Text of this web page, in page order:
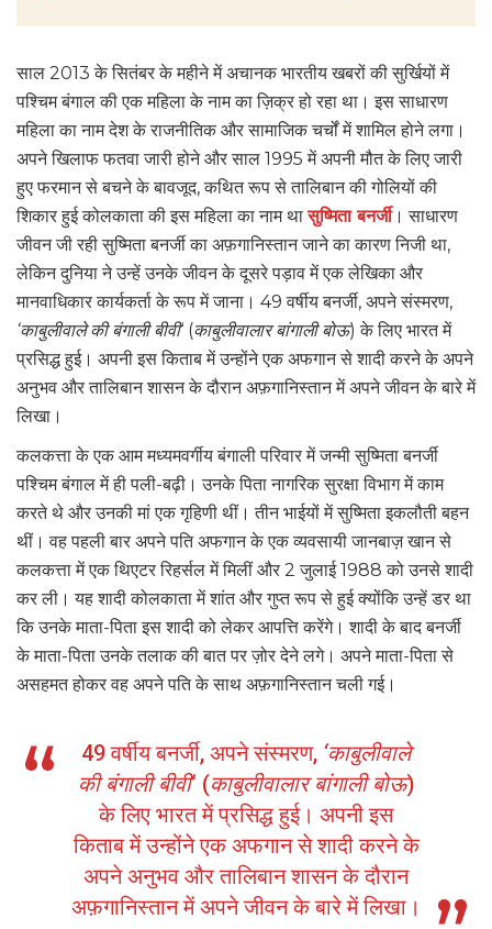
साल 2013 के सितंबर के महीने में अचानक भारतीय खबरों की सुर्खियों में
पश्चिम बंगाल की एक महिला के नाम का ज़िक्र हो रहा था। इस साधारण
महिला का नाम देश के राजनीतिक और सामाजिक चर्चों में शामिल होने लगा।
अपने खिलाफ फतवा जारी होने और साल 1995 में अपनी मौत के लिए जारी
हुए फरमान से बचने के बावजूद, कथित रूप से तालिबान की गोलियों की
शिकार हुई कोलकाता की इस महिला का नाम थासुष्मिता बनर्जी। साधारण
जीवन जी रही सुष्मिता बनर्जी का अफ़गानिस्तान जाने का कारण निजी था,
लेकिन दुनिया ने उन्हें उनके जीवन के दूसरे पड़ाव में एक लेखिका और
मानवाधिकार कार्यकर्ता के रूप में जाना। 49 वर्षीय बनर्जी, अपने संस्मरण,
‘काबुलीवाले की बंगाली बीवी‘ (काबुलीवालार बांगाली बोऊ) के लिए भारत में
प्रसिद्ध हुई। अपनी इस किताब में उन्होंने एक अफगान से शादी करने के अपने
अनुभव और तालिबान शासन के दौरान अफ़गानिस्तान में अपने जीवन के बारे में
लिखा।
कलकत्ता के एक आम मध्यमवर्गीय बंगाली परिवार में जन्मी सुष्मिता बनर्जी
पश्चिम बंगाल में ही पली-बढ़ी। उनके पिता नागरिक सुरक्षा विभाग में काम
करते थे और उनकी मां एक गृहिणी थीं। तीन भाईयों में सुष्मिता इकलौती बहन
थीं। वह पहली बार अपने पति अफगान के एक व्यवसायी जानबाज़ खान से
कलकत्ता में एक थिएटर रिहर्सल में मिलीं और 2 जुलाई 1988 को उनसे शादी
कर ली। यह शादी कोलकाता में शांत और गुप्त रूप से हुई क्योंकि उन्हें डर था
कि उनके माता-पिता इस शादी को लेकर आपत्ति करेंगे। शादी के बाद बनर्जी
के माता-पिता उनके तलाक की बात पर ज़ोर देने लगे। अपने माता-पिता से
असहमत होकर वह अपने पति के साथ अफ़गानिस्तान चली गई।
49 वर्षीय बनर्जी, अपने संस्मरण, ‘काबुलीवाले
की बंगाली बीवी‘ (काबुलीवालार बांगाली बोऊ)
के लिए भारत में प्रसिद्ध हुई। अपनी इस
किताब में उन्होंने एक अफगान से शादी करने के
अपने अनुभव और तालिबान शासन के दौरान
अफ़गानिस्तान में अपने जीवन के बारे में लिखा।